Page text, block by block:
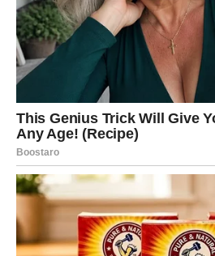
Lavovima dolazi poziv ili poruka
iznenađuje.
Osoba iz prošlosti sada želi iskren
vratiti izgubljeno povjerenje.
Ljubav iz prošlosti nije
Pred vama su veoma uzbudljivi
DJEVICA